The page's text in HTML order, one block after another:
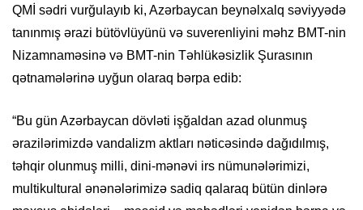
QMİ sədri vurğulayıb ki, Azərbaycan beynəlxalq səviyyədə
tanınmış ərazi bütövlüyünü və suverenliyini məhz BMT-nin
Nizamnaməsinə və BMT-nin Təhlükəsizlik Şurasının
qətnamələrinə uyğun olaraq bərpa edib:
“Bu gün Azərbaycan dövləti işğaldan azad olunmuş
ərazilərimizdə vandalizm aktları nəticəsində dağıdılmış,
təhqir olunmuş milli, dini-mənəvi irs nümunələrimizi,
multikultural ənənələrimizə sadiq qalaraq bütün dinlərə